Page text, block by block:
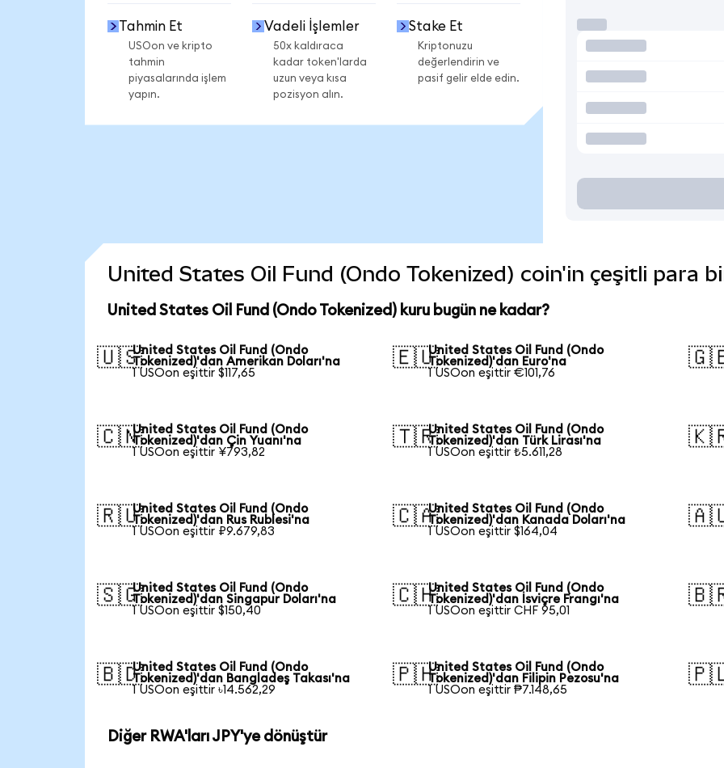
Tahmin Et
USOon ve kripto
tahmin
piyasalarında işlem
yapın.
Vadeli İşlemler
50x kaldıraca
kadar token'larda
uzun veya kısa
pozisyon alın.
Stake Et
Kriptonuzu
değerlendirin ve
pasif gelir elde edin.
United States Oil Fund (Ondo Tokenized) coin'in çeşitli para
United States Oil Fund (Ondo Tokenized) kuru bugün ne kadar?
🇺🇸United States Oil Fund (Ondo
Tokenized)'dan Amerikan Doları'na
1 USOon eşittir $117,65
🇪🇺United States Oil Fund (Ondo
Tokenized)'dan Euro'na
1 USOon eşittir €101,76
🇨🇳United States Oil Fund (Ondo
Tokenized)'dan Çin Yuanı'na
1 USOon eşittir ¥793,82
🇹🇷United States Oil Fund (Ondo
Tokenized)'dan Türk Lirası'na
1 USOon eşittir ₺5.611,28
🇷🇺United States Oil Fund (Ondo
Tokenized)'dan Rus Rublesi'na
1 USOon eşittir ₽9.679,83
🇨🇦United States Oil Fund (Ondo
Tokenized)'dan Kanada Doları'na
1 USOon eşittir $164,04
🇸🇬United States Oil Fund (Ondo
Tokenized)'dan Singapur Doları'na
1 USOon eşittir $150,40
🇨🇭United States Oil Fund (Ondo
Tokenized)'dan İsviçre Frangı'na
1 USOon eşittir CHF 95,01
🇧🇩United States Oil Fund (Ondo
Tokenized)'dan Bangladeş Takası'na
1 USOon eşittir ৳14.562,29
🇵🇭United States Oil Fund (Ondo
Tokenized)'dan Filipin Pezosu'na
1 USOon eşittir ₱7.148,65
Diğer RWA'ları JPY'ye dönüştür